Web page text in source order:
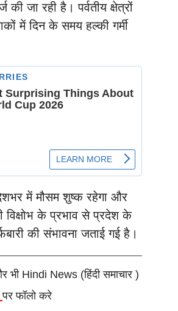
जा रही है। पर्वतीय क्षेत्रों
में दिन के समय हल्की गर्मी
में मौसम शुष्क रहेगा और
के प्रभाव से प्रदेश के
की संभावना जताई गई है।
भी Hindi News (हिंदी समाचार )
पर फॉलो करे